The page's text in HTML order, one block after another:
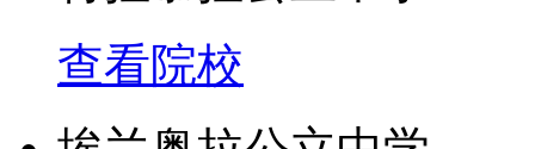
7. 摄影暗房
连接大学途径
查看院校